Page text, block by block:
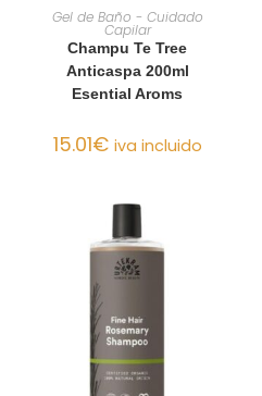
AÑADIR AL CARRITO
Gel de Baño - Cuidado
Capilar
Champu Te Tree
Anticaspa 200ml
Esential Aroms
15.01€ iva incluido